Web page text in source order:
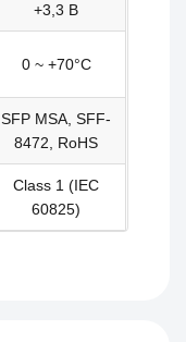
+3,3 В
0 ~ +70°C
SFP MSA, SFF-
8472, RoHS
Class 1 (IEC
60825)